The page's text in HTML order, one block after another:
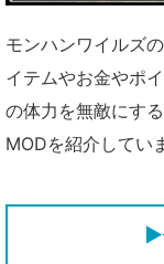
モンハンワイルズ
イテムやお金やポ
の体力を無敵にす
MODを紹介してい
▶